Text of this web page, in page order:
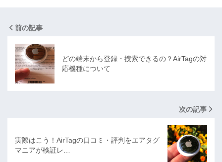
前の記事
どの端末から登録・捜索できるの？AirTagの対
応機種について
次の記事
実際はこう！AirTagの口コミ・評判をエアタグ
マニアが検証レ…